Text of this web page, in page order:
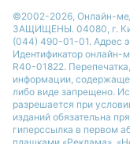
©2002-2026, Онлайн-
ЗАЩИЩЕНЫ. 04080, г.
(044) 490-01-01. Адрес
Идентификатор онлайн-
R40-01822.
информации,
либо виде запрещено.
разрешается при
изданий обязательна
гиперссылка в первом